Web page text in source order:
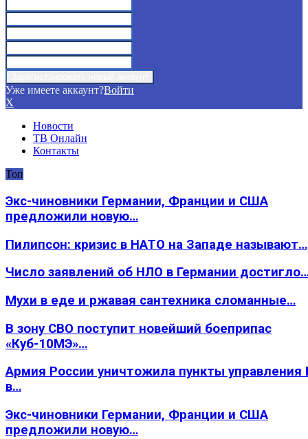
Уже имеете аккаунт?Войти
X
Новости
ТВ Онлайн
Контакты
Топ
Экс-чиновники Германии, Франции и США
предложили новую…
Пилипсон: кризис в НАТО на Западе называют…
Число заявлений об НЛО в Германии
Мухи в еде и ржавая сантехника сломанные…
В зону СВО поступит новейший боеприпас
«Куб-10МЭ»…
Армия России уничтожила пункты
в…
Экс-чиновники Германии, Франции и США
предложили новую…